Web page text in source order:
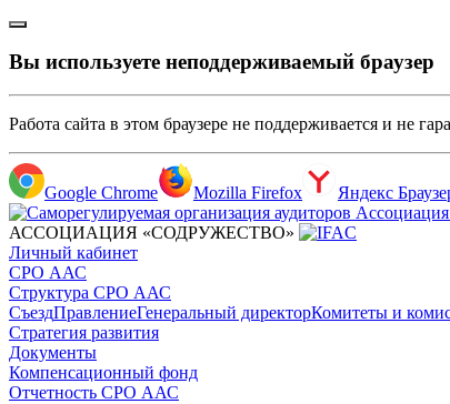
Вы используете неподдерживаемый браузер
Работа сайта в этом браузере не поддерживается и не
Google Chrome Mozilla Firefox
Яндекс
АССОЦИАЦИЯ «СОДРУЖЕСТВО»
Личный кабинет
СРО ААС
Структура СРО ААС
СъездПравлениеГенеральный директорКомитеты и
Стратегия развития
Документы
Компенсационный фонд
Отчетность СРО ААС